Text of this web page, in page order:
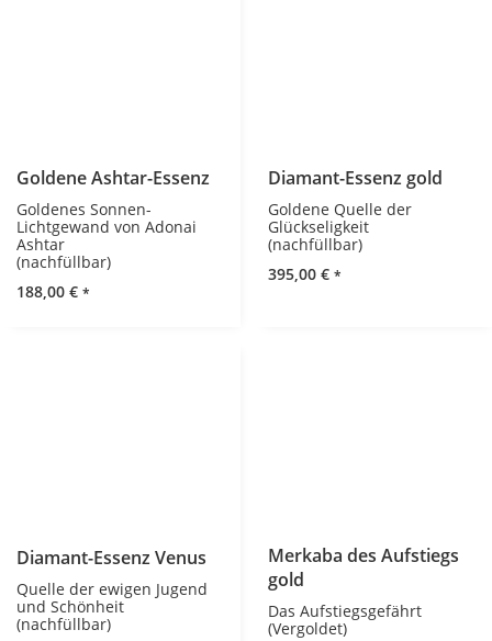
Goldene Ashtar-Essenz
Goldenes Sonnen-
Lichtgewand von Adonai
Ashtar
(nachfüllbar)
188,00 € *
Diamant-Essenz gold
Goldene Quelle der
Glückseligkeit
(nachfüllbar)
395,00 € *
Diamant-Essenz Venus
Quelle der ewigen Jugend
und Schönheit
(nachfüllbar)
Merkaba des Aufstiegs
gold
Das Aufstiegsgefährt
(Vergoldet)